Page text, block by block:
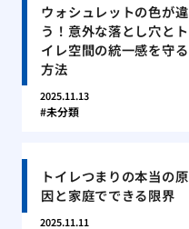
ウォシュレットの色が違
う！意外な落とし穴とト
イレ空間の統一感を守る
方法
2025.11.13
未分類
トイレつまりの本当の原
因と家庭でできる限界
2025.11.11